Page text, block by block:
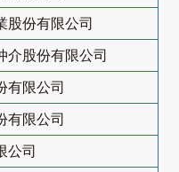
股份有限公司
介股份有限公司
有限公司
有限公司
公司